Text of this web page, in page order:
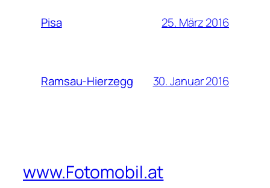
Pisa 25. März 2016
Ramsau-Hierzegg 30. Januar 2016
www.Fotomobil.at